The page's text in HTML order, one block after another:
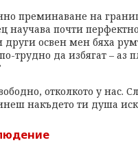
преминаване на
научава почти
други освен мен бяха
трудно да избягат – аз
отколкото у нас.
накъдето ти душа